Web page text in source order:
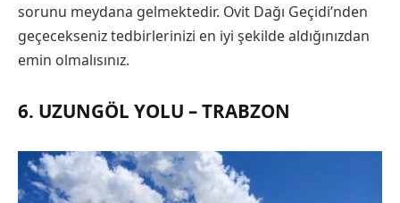
sorunu meydana gelmektedir. Ovit Dağı Geçidi’nden
geçecekseniz tedbirlerinizi en iyi şekilde aldığınızdan
emin olmalısınız.
6. UZUNGÖL YOLU – TRABZON